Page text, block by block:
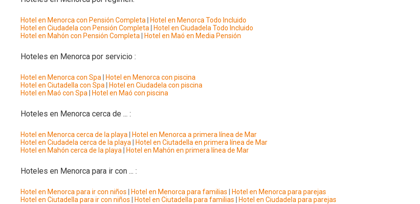
Hotel en Menorca con Pensión Completa
Hotel en Menorca Todo Incluido
Hotel en Ciudadela con Pensión Completa
Hotel en Ciudadela Todo Incluido
Hotel en Mahón con Pensión Completa
Hotel en Maó en Media Pensión
Hoteles en Menorca por servicio :
Hotel en Menorca con Spa
Hotel en Menorca con piscina
Hotel en Ciutadella con Spa
Hotel en Ciudadela con piscina
Hotel en Maó con Spa
Hotel en Maó con piscina
Hoteles en Menorca cerca de ... :
Hotel en Menorca cerca de la playa
Hotel en Menorca a primera línea de Mar
Hotel en Ciudadela cerca de la playa
Hotel en Ciutadella en primera línea de Mar
Hotel en Mahón cerca de la playa
Hotel en Mahón en primera línea de Mar
Hoteles en Menorca para ir con ... :
Hotel en Menorca para ir con niños Hotel en Menorca para familias
Hotel en Menorca para parejas
Hotel en Ciutadella para ir con niños
Hotel en Ciutadella para familias
Hotel en Ciudadela para parejas